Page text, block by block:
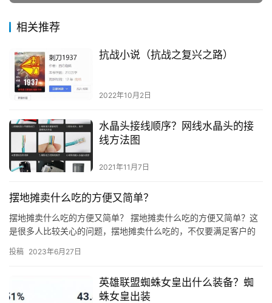
相关推荐
抗战小说（抗战之复兴之路）
2022年10月2日
水晶头接线顺序？网线水晶头的接
线方法图
2021年11月7日
摆地摊卖什么吃的方便又简单？
摆地摊卖什么吃的方便又简单？ 摆地摊卖什么吃的方便又简单？这
是很多人比较关心的问题，摆地摊卖什么吃的，不仅要满足客户的
什么…
投稿 2023年6月27日
英雄联盟蜘蛛女皇出什么装备？蜘
蛛女皇出装